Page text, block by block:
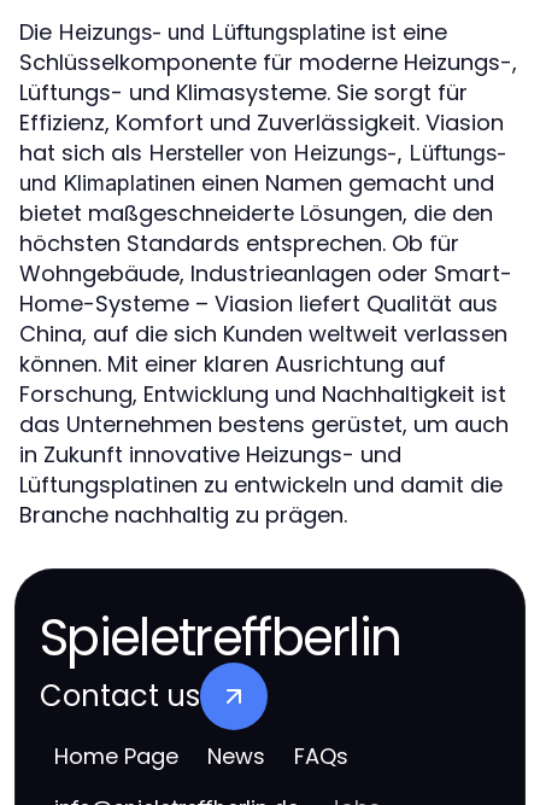
Die Heizungs- und Lüftungsplatine ist eine
Schlüsselkomponente für moderne Heizungs-,
Lüftungs- und Klimasysteme. Sie sorgt für
Effizienz, Komfort und Zuverlässigkeit. Viasion
hat sich als Hersteller von Heizungs-, Lüftungs-
und Klimaplatinen einen Namen gemacht und
bietet maßgeschneiderte Lösungen, die den
höchsten Standards entsprechen. Ob für
Wohngebäude, Industrieanlagen oder Smart-
Home-Systeme – Viasion liefert Qualität aus
China, auf die sich Kunden weltweit verlassen
können. Mit einer klaren Ausrichtung auf
Forschung, Entwicklung und Nachhaltigkeit ist
das Unternehmen bestens gerüstet, um auch
in Zukunft innovative Heizungs- und
Lüftungsplatinen zu entwickeln und damit die
Branche nachhaltig zu prägen.
Spieletreffberlin
Contact us
Home Page News FAQs